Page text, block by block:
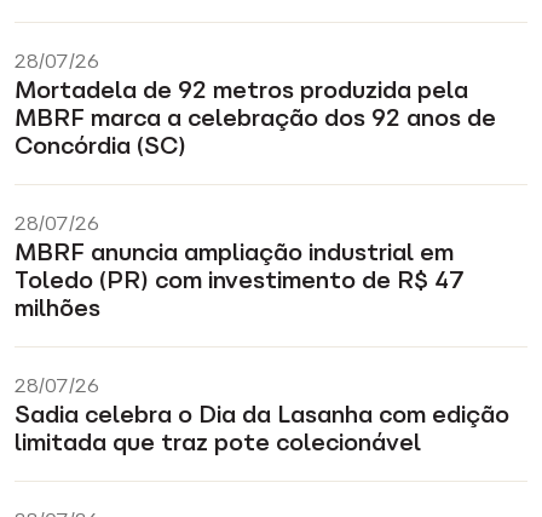
28/07/26
Mortadela de 92 metros produzida pela
MBRF marca a celebração dos 92 anos de
Concórdia (SC)
28/07/26
MBRF anuncia ampliação industrial em
Toledo (PR) com investimento de R$ 47
milhões
28/07/26
Sadia celebra o Dia da Lasanha com edição
limitada que traz pote colecionável